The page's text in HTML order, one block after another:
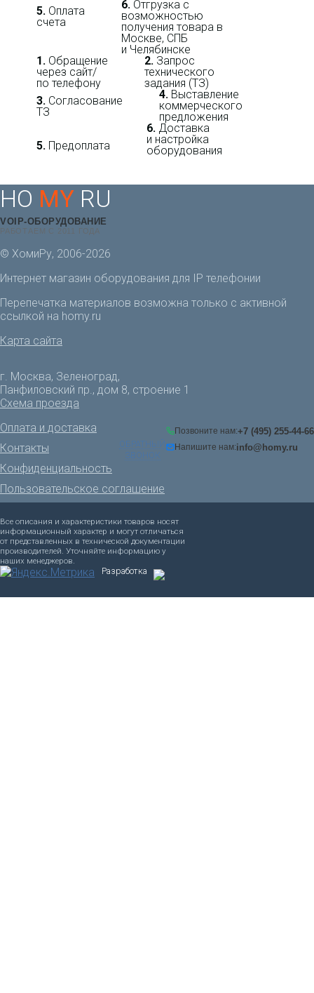
5. Оплата
счета
6. Отгрузка с
возможностью
получения товара в
Москве, СПБ
и Челябинске
1. Обращение
через сайт/
по телефону
2. Запрос
технического
задания (ТЗ)
3. Согласование
ТЗ
4. Выставление
коммерческого
предложения
5. Предоплата
6. Доставка
и настройка
оборудования
HO MY RU
VOIP-ОБОРУДОВАНИЕ
РАБОТАЕМ С 2011 ГОДА
© ХомиРу, 2006-2026
Интернет магазин оборудования для IP телефонии
Перепечатка материалов возможна только с активной
ссылкой на homy.ru
Карта сайта
г. Москва, Зеленоград,
Панфиловский пр., дом 8, строение 1
Схема проезда
Оплата и доставка
Контакты
Конфиденциальность
Пользовательское соглашение
Позвоните нам:+7 (495) 255-44-66
Напишите нам:info@homy.ru
ОБРАТНЫЙ
ЗВОНОК
Все описания и характеристики товаров носят
информационный характер и могут отличаться
от представленных в технической документации
производителей. Уточняйте информацию у
наших менеджеров.
Разработка